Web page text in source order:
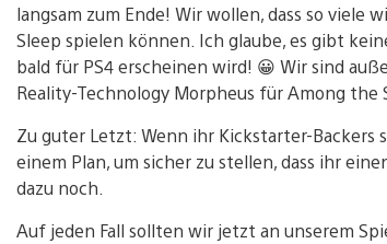
langsam zum Ende! Wir wollen, dass so
Sleep spielen können. Ich glaube, es gibt
bald für PS4 erscheinen wird! 😀 Wir sind
Reality-Technology Morpheus für Among the
Zu guter Letzt: Wenn ihr Kickstarter-Backers
einem Plan, um sicher zu stellen, dass ihr
dazu noch.
Auf jeden Fall sollten wir jetzt an unserem